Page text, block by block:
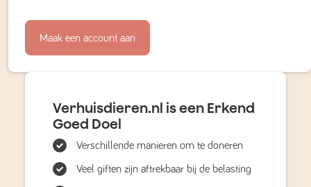
Maak een account aan
Verhuisdieren.nl is een Erkend
Goed Doel
Verschillende manieren om te doneren
Veel giften zijn aftrekbaar bij de belasting